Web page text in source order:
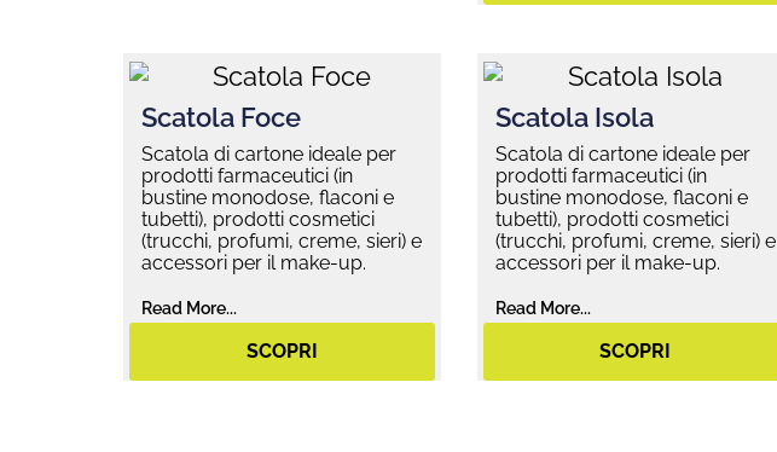
Scatola Foce
Scatola di cartone ideale per
prodotti farmaceutici (in
bustine monodose, flaconi e
tubetti), prodotti cosmetici
(trucchi, profumi, creme, sieri) e
accessori per il make-up.
Read More...
SCOPRI
Scatola Isola
Scatola di cartone ideale per
prodotti farmaceutici (in
bustine monodose, flaconi e
tubetti), prodotti cosmetici
(trucchi, profumi, creme, sieri) e
accessori per il make-up.
Read More...
SCOPRI